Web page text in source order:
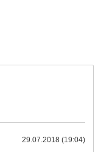
29.07.2018 (19:04)